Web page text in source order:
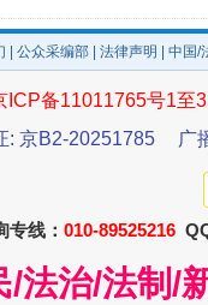
今
公众采编部 法律声明 | 中国
ICP备11011765号1至
: 京B2-20251785
广
线： 010-89525216
法治/法制/